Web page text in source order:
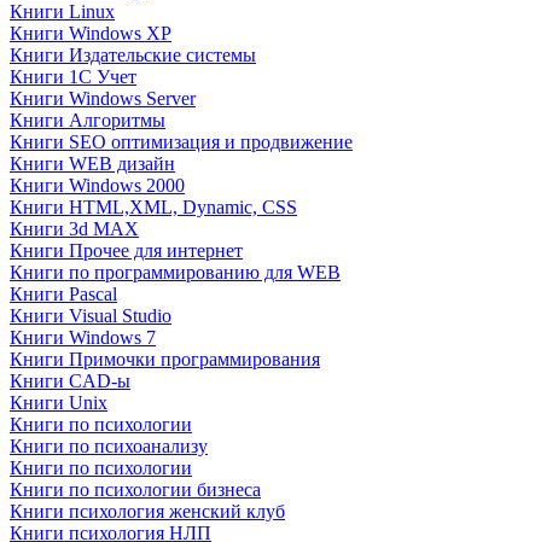
Книги Linux
Книги Windows XP
Книги Издательские системы
Книги 1C Учет
Книги Windows Server
Книги Алгоритмы
Книги SEO оптимизация и продвижение
Книги WEB дизайн
Книги Windows 2000
Книги HTML,XML, Dynamic, CSS
Книги 3d MAX
Книги Прочее для интернет
Книги по программированию для WEB
Книги Pascal
Книги Visual Studio
Книги Windows 7
Книги Примочки программирования
Книги CAD-ы
Книги Unix
Книги по психологии
Книги по психоанализу
Книги по психологии
Книги по психологии бизнеса
Книги психология женский клуб
Книги психология НЛП